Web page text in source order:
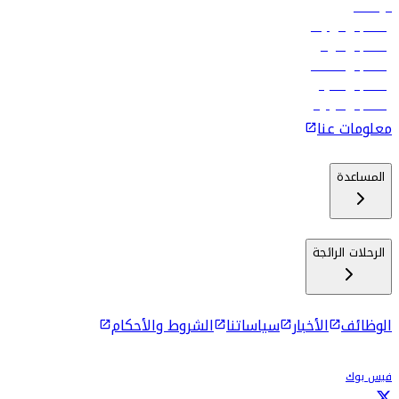
الوظائف
رحلات إلى تبيليسي
رحلات إلى الرياض
رحلات إلى مسقط
رحلات إلى ماليه
رحلات إلى كولومبو
معلومات عنا
المساعدة
الرحلات الرائجة
الوظائف الأخبار سياساتنا الشروط والأحكام
فيس بوك